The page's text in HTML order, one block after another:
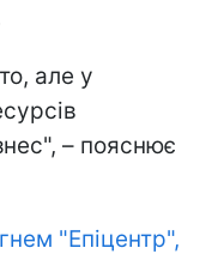
але у
– пояснює
"Епіцентр",